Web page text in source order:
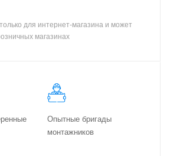
для интернет-магазина и может
магазинах
Опытные бригады
монтажников